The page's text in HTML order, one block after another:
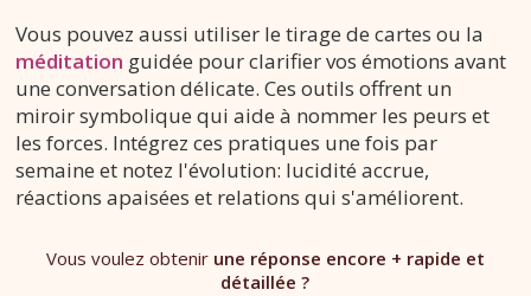
Vous pouvez aussi utiliser le tirage de cartes ou la
méditation guidée pour clarifier vos émotions avant
une conversation délicate. Ces outils offrent un
miroir symbolique qui aide à nommer les peurs et
les forces. Intégrez ces pratiques une fois par
semaine et notez l'évolution: lucidité accrue,
réactions apaisées et relations qui s'améliorent.
Vous voulez obtenir une réponse encore + rapide et
détaillée ?